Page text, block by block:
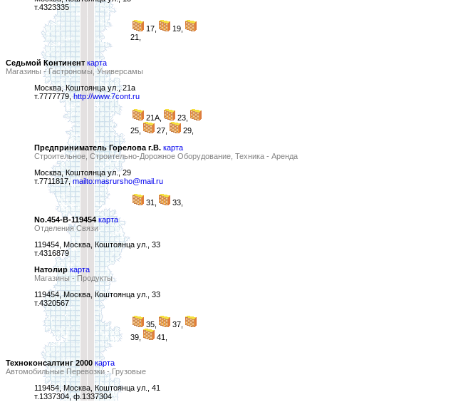
т.4323335
17,
19,
21,
Седьмой Континент карта
Магазины - Гастрономы, Универсамы
Москва, Коштоянца ул., 21а
т.7777779,http://www.7cont.ru
21А,
23,
25,
27,
29,
Предприниматель Горелова г.В. карта
Строительное, Строительно-Дорожное Оборудование, Техника - Аренда
Москва, Коштоянца ул., 29
т.7711817,mailto:masrursho@mail.ru
31,
33,
No.454-В-119454 карта
Отделения Связи
119454, Москва, Коштоянца ул., 33
т.4316879
Натолир карта
Магазины - Продукты
119454, Москва, Коштоянца ул., 33
т.4320567
35,
37,
39,
41,
Техноконсалтинг 2000 карта
Автомобильные Перевозки - Грузовые
119454, Москва, Коштоянца ул., 41
т.1337304, ф.1337304